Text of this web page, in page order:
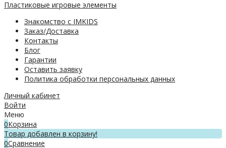
Пластиковые игровые элементы
Знакомство с IMKIDS
Заказ/Доставка
Контакты
Блог
Гарантии
Оставить заявку
Политика обработки персональных данных
Личный кабинет
Войти
Меню
0Корзина
Товар добавлен в корзину!
0Сравнение